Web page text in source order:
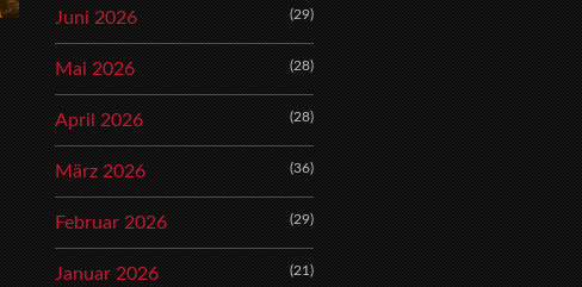
Juni 2026 (29)
Mai 2026 (28)
April 2026 (28)
März 2026 (36)
Februar 2026 (29)
Januar 2026 (21)